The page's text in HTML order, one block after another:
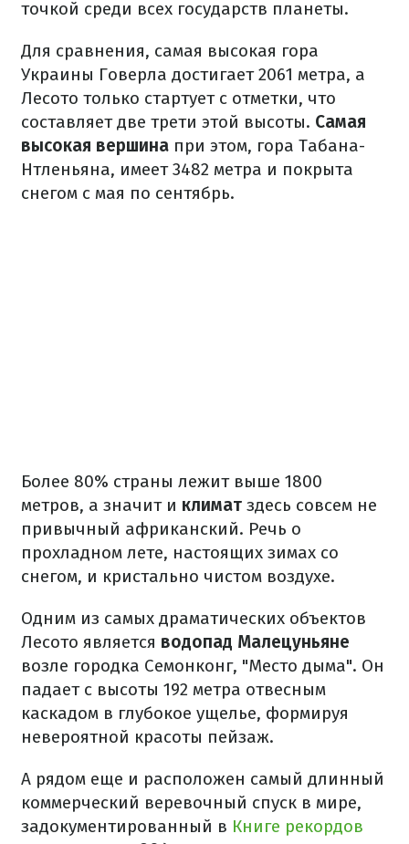
точкой среди всех государств планеты.
Для сравнения, самая высокая гора
Украины Говерла достигает 2061 метра, а
Лесото только стартует с отметки, что
составляет две трети этой высоты. Самая
высокая вершина при этом, гора Табана-
Нтленьяна, имеет 3482 метра и покрыта
снегом с мая по сентябрь.
Более 80% страны лежит выше 1800
метров, а значит и климат здесь совсем не
привычный африканский. Речь о
прохладном лете, настоящих зимах со
снегом, и кристально чистом воздухе.
Одним из самых драматических объектов
Лесото является водопад Малецуньяне
возле городка Семонконг, "Место дыма". Он
падает с высоты 192 метра отвесным
каскадом в глубокое ущелье, формируя
невероятной красоты пейзаж.
А рядом еще и расположен самый длинный
коммерческий веревочный спуск в мире,
задокументированный в Книге рекордов